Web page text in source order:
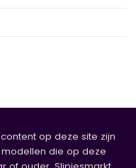
op deze site zijn
die op deze